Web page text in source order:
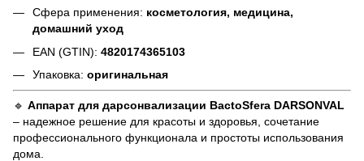
Сфера применения: косметология, медицина,
домашний уход
EAN (GTIN): 4820174365103
Упаковка: оригинальная
🔹 Аппарат для дарсонвализации BactoSfera DARSONVAL
– надежное решение для красоты и здоровья, сочетание
профессионального функционала и простоты использования
дома.